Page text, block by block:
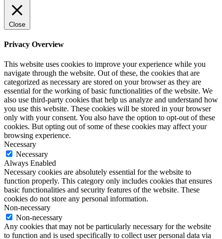
Close
Privacy Overview
This website uses cookies to improve your experience while you
navigate through the website. Out of these, the cookies that are
categorized as necessary are stored on your browser as they are
essential for the working of basic functionalities of the website. We
also use third-party cookies that help us analyze and understand how
you use this website. These cookies will be stored in your browser
only with your consent. You also have the option to opt-out of these
cookies. But opting out of some of these cookies may affect your
browsing experience.
Necessary
Necessary
Always Enabled
Necessary cookies are absolutely essential for the website to
function properly. This category only includes cookies that ensures
basic functionalities and security features of the website. These
cookies do not store any personal information.
Non-necessary
Non-necessary
Any cookies that may not be particularly necessary for the website
to function and is used specifically to collect user personal data via